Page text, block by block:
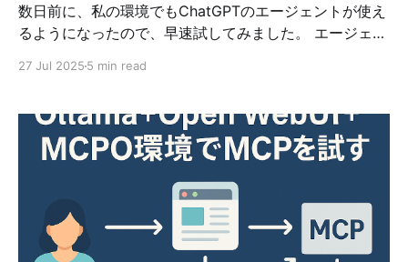
数日前に、私の環境でもChatGPTのエージェントが使え
るようになったので、早速試してみました。 エージェン
ンプト プロンプトには、下記を入力して実行してみま
す。 Ubuntu24.04上で下記の要件のアプリケーションを
作成したい。 - Git Hub上にあるDockerイメージを利用
- ITセキュリティに関連する書籍の情報を入力・更新・
削除できるWebアプリケーションを作成 - プログラミン
グ言語はPythonを使用 - Pythonとデータベースとのや
り取りはORMを使用 - フレームワークを使用してもよ
27 Jul 2025 5 min read